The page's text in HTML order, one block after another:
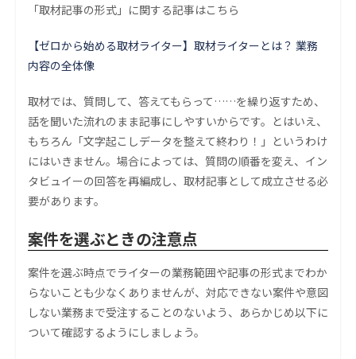
「取材記事の形式」に関する記事はこちら
【ゼロから始める取材ライター】取材ライターとは？ 業務
内容の全体像
取材では、質問して、答えてもらって……を繰り返すため、
話を聞いた流れのまま記事にしやすいからです。とはいえ、
もちろん「文字起こしデータを整えて終わり！」というわけ
にはいきません。場合によっては、質問の順番を変え、イン
タビュイーの回答を再編成し、取材記事として成立させる必
要があります。
案件を選ぶときの注意点
案件を選ぶ時点でライターの業務範囲や記事の形式までわか
らないことも少なくありませんが、対応できない案件や意図
しない業務まで受注することのないよう、あらかじめ以下に
ついて確認するようにしましょう。